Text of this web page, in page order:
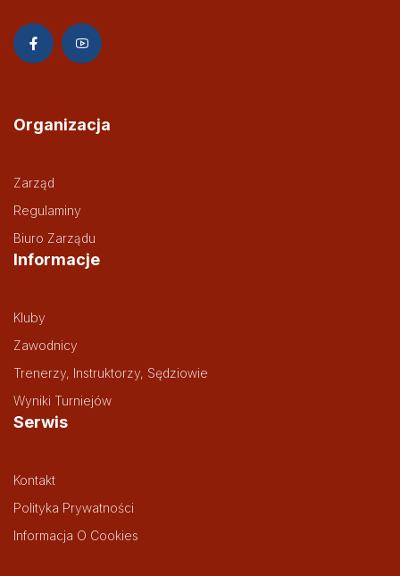
Organizacja
Zarząd
Regulaminy
Biuro Zarządu
Informacje
Kluby
Zawodnicy
Trenerzy, Instruktorzy, Sędziowie
Wyniki Turniejów
Serwis
Kontakt
Polityka Prywatności
Informacja O Cookies